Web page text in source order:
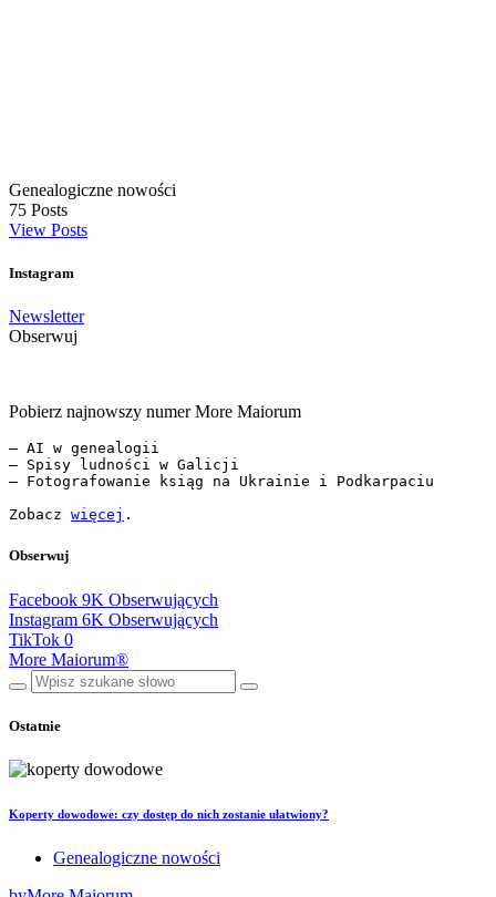
Genealogiczne nowości
75 Posts
View Posts
Instagram
Newsletter
Obserwuj
Pobierz najnowszy numer More Maiorum
— AI w genealogii
— Spisy ludności w Galicji
— Fotografowanie ksiąg na Ukrainie i Podkarpaciu
Zobacz więcej .
Obserwuj
Facebook 9K Obserwujących
Instagram 6K Obserwujących
TikTok 0
More Maiorum®
Ostatnie
Koperty dowodowe: czy dostęp do nich zostanie ułatwiony?
Genealogiczne nowości